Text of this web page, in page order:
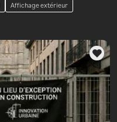
Affichage extérieur